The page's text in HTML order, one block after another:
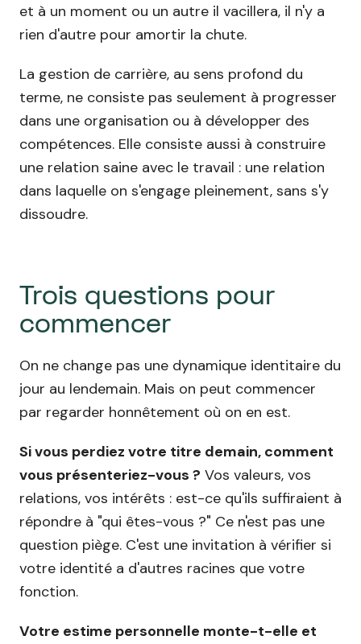
et à un moment ou un autre il vacillera, il n'y a
rien d'autre pour amortir la chute.
La gestion de carrière, au sens profond du
terme, ne consiste pas seulement à progresser
dans une organisation ou à développer des
compétences. Elle consiste aussi à construire
une relation saine avec le travail : une relation
dans laquelle on s'engage pleinement, sans s'y
dissoudre.
Trois questions pour
commencer
On ne change pas une dynamique identitaire du
jour au lendemain. Mais on peut commencer
par regarder honnêtement où on en est.
Si vous perdiez votre titre demain, comment
vous présenteriez-vous ? Vos valeurs, vos
relations, vos intérêts : est-ce qu'ils suffiraient à
répondre à "qui êtes-vous ?" Ce n'est pas une
question piège. C'est une invitation à vérifier si
votre identité a d'autres racines que votre
fonction.
Votre estime personnelle monte-t-elle et